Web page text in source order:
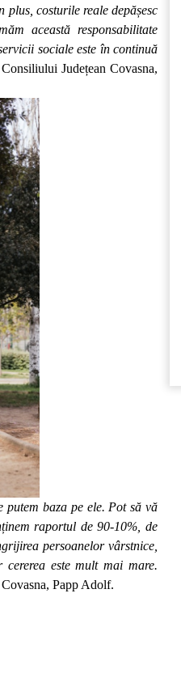
plus, costurile reale depășesc
această responsabilitate
sociale este în continuă
Județean Covasna,
baza pe ele. Pot să vă
raportul de 90-10%, de
persoanelor vârstnice,
este mult mai mare.
Papp Adolf.